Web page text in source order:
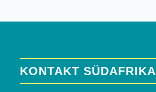
KONTAKT SÜDAFRIKA